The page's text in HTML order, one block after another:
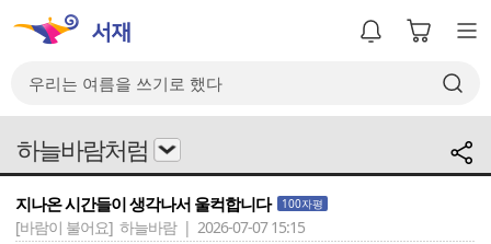
하늘바람처럼
지나온 시간들이 생각나서 울컥합니다 100자평
[바람이 불어요] 하늘바람 | 2026-07-07 15:15